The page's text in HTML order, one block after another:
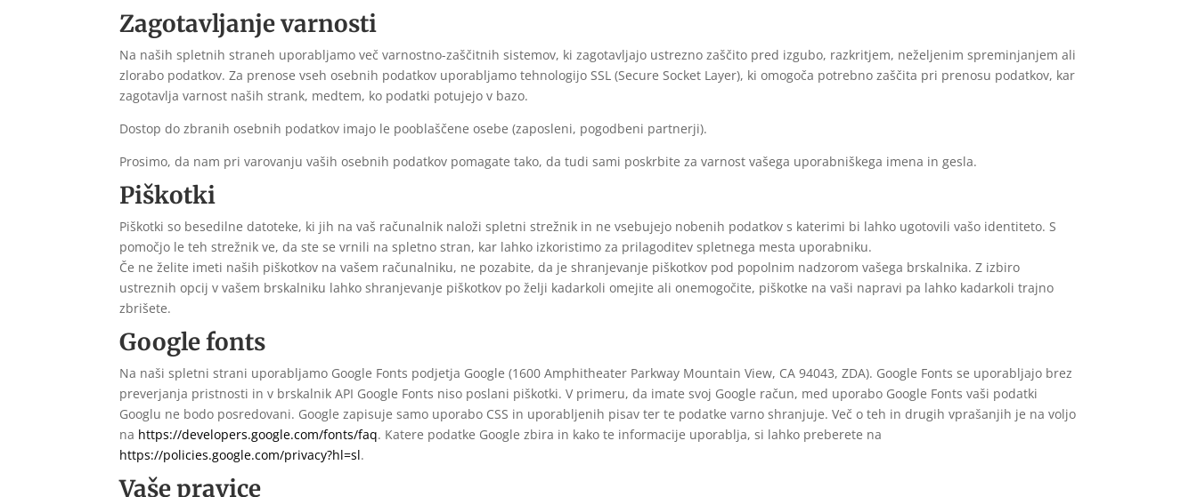
Zagotavljanje varnosti
Na naših spletnih straneh uporabljamo več varnostno-zaščitnih sistemov, ki zagotavljajo ustrezno zaščito pred izgubo, razkritjem, neželjenim spreminjanjem ali
zlorabo podatkov. Za prenose vseh osebnih podatkov uporabljamo tehnologijo SSL (Secure Socket Layer), ki omogoča potrebno zaščita pri prenosu podatkov, kar
zagotavlja varnost naših strank, medtem, ko podatki potujejo v bazo.
Dostop do zbranih osebnih podatkov imajo le pooblaščene osebe (zaposleni, pogodbeni partnerji).
Prosimo, da nam pri varovanju vaših osebnih podatkov pomagate tako, da tudi sami poskrbite za varnost vašega uporabniškega imena in gesla.
Piškotki
Piškotki so besedilne datoteke, ki jih na vaš računalnik naloži spletni strežnik in ne vsebujejo nobenih podatkov s katerimi bi lahko ugotovili vašo identiteto. S
pomočjo le teh strežnik ve, da ste se vrnili na spletno stran, kar lahko izkoristimo za prilagoditev spletnega mesta uporabniku.
Če ne želite imeti naših piškotkov na vašem računalniku, ne pozabite, da je shranjevanje piškotkov pod popolnim nadzorom vašega brskalnika. Z izbiro
ustreznih opcij v vašem brskalniku lahko shranjevanje piškotkov po želji kadarkoli omejite ali onemogočite, piškotke na vaši napravi pa lahko kadarkoli trajno
zbrišete.
Google fonts
Na naši spletni strani uporabljamo Google Fonts podjetja Google (1600 Amphitheater Parkway Mountain View, CA 94043, ZDA). Google Fonts se uporabljajo brez
preverjanja pristnosti in v brskalnik API Google Fonts niso poslani piškotki. V primeru, da imate svoj Google račun, med uporabo Google Fonts vaši podatki
Googlu ne bodo posredovani. Google zapisuje samo uporabo CSS in uporabljenih pisav ter te podatke varno shranjuje. Več o teh in drugih vprašanjih je na voljo
na https://developers.google.com/fonts/faq. Katere podatke Google zbira in kako te informacije uporablja, si lahko preberete na
https://policies.google.com/privacy?hl=sl.
Vaše pravice